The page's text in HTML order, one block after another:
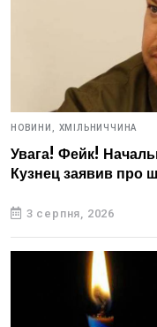
НОВИНИ, ХМІЛЬНИЧЧИНА
Увага! Фейк!
Кузнец заявив про
3 серпня, 2026